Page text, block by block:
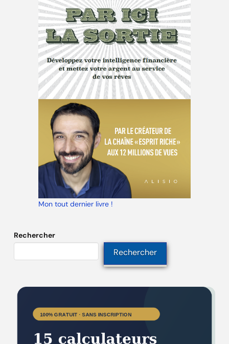
Mon tout dernier livre !
Rechercher
Rechercher